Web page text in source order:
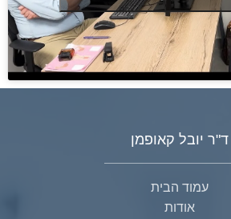
ד"ר יובל קאופמן
עמוד הבית
אודות